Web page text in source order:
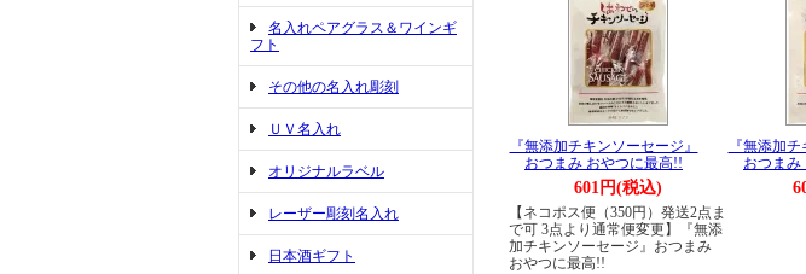
名入れペアグラス＆ワインギ
フト
その他の名入れ彫刻
ＵＶ名入れ
オリジナルラベル
レーザー彫刻名入れ
日本酒ギフト
『無添加チキンソーセージ』
おつまみ おやつに最高!!
601円(税込)
【ネコポス便（350円）発送2点ま
で可 3点より通常便変更】『無添
加チキンソーセージ』おつまみ
おやつに最高!!
『無添加
おつまみ